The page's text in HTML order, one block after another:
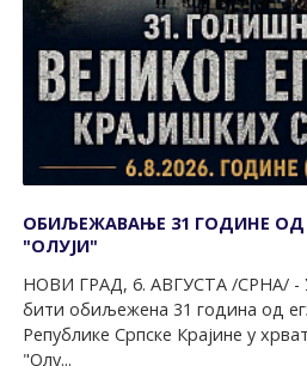
ОБИЉЕЖАВАЊЕ 31 ГОДИНЕ ОД
"ОЛУЈИ"
НОВИ ГРАД, 6. АВГУСТА /СРНА/ -
бити обиљежена 31 година од
Републике Српске Крајине у
"Олу...